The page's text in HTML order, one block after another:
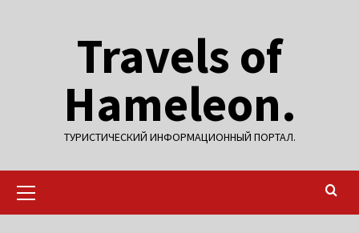
Travels of
Hameleon.
ТУРИСТИЧЕСКИЙ ИНФОРМАЦИОННЫЙ ПОРТАЛ.
меню